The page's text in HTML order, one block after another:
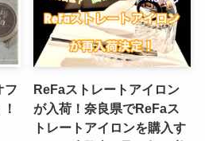
フ
ReFaストレートアイロン
が入荷！奈良県でReFaス
トレートアイロンを購入す